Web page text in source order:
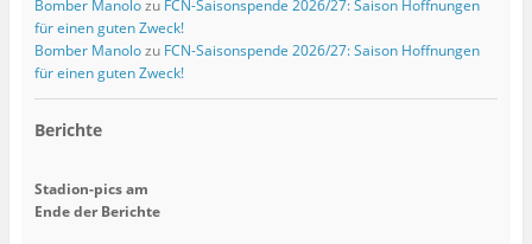
Bomber Manolozu FCN-Saisonspende 2026/27: Saison Hoffnungen
für einen guten Zweck!
Bomber Manolozu FCN-Saisonspende 2026/27: Saison Hoffnungen
für einen guten Zweck!
Berichte
Stadion-pics am
Ende der Berichte